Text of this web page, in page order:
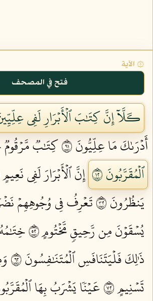
۞ الآية
فتح في المصحف
كـَلَّآ إِنَّ كِتَٰبَ ٱلۡأَبۡرَارِ لَفِي عِلِّيِّينَ
أَدۡرَىٰكَ مَا عِلِّيُّونَ ١٩
كِتَٰبٞ مَّرۡقُومٞ ٢٠
ٱلۡمُقَرَّبُونَ ٢١
إِنَّ ٱلۡأَبۡرَارَ لَفِي نَعِيمٍ ٢٢
يَنظُرُونَ ٢٣
تَعۡرِفُ فِي وُجُوهِهِمۡ نَضۡرَةَ
يُسۡقَوۡنَ مِن رَّحِيقٖ مَّخۡتُومٍ ٢٥
ذَٰلِكَ فَلۡيَتَنَافَسِ ٱلۡمُتَنَٰفِسُونَ ٢٦
تَسۡنِيمٍ ٢٧
عَيۡنٗا يَشۡرَبُ بِهَا ٱلۡمُقَرَّبُونَ